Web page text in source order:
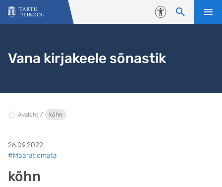
Liigu edasi põhisisu juurde
Juurdepääsetavus
Vana kirjakeele sõnastik
Avaleht kõhn
26.09.2022
#Määratlemata
kõhn